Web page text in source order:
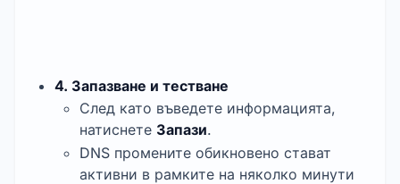
4. Запазване и тестване
След като въведете информацията,
натиснете Запази.
DNS промените обикновено стават
активни в рамките на няколко минути